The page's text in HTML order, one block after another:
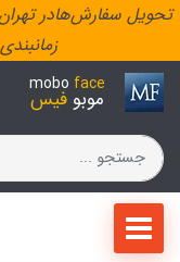
تحویل سفارش‌هادر
mobo face
موبو فیس